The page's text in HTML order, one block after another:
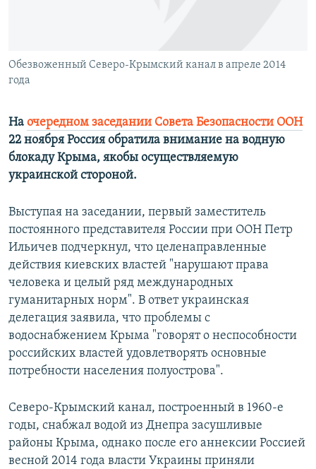
ELIFBE
Обезвоженный Северо-Крымский канал в апреле 2014
года
На очередном заседании Совета Безопасности ООН
22 ноября Россия обратила внимание на водную
блокаду Крыма, якобы осуществляемую
украинской стороной.
Выступая на заседании, первый заместитель
постоянного представителя России при ООН Петр
Ильичев подчеркнул, что целенаправленные
действия киевских властей "нарушают права
человека и целый ряд международных
гуманитарных норм". В ответ украинская
делегация заявила, что проблемы с
водоснабжением Крыма "говорят о неспособности
российских властей удовлетворять основные
потребности населения полуострова".
Северо-Крымский канал, построенный в 1960-е
годы, снабжал водой из Днепра засушливые
районы Крыма, однако после его аннексии Россией
весной 2014 года власти Украины приняли